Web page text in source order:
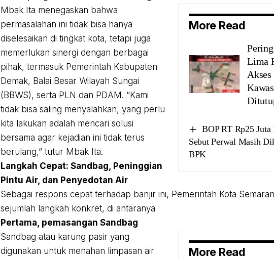
More Read
Lima
BOP RT Rp25
Sebut Perwal Masih
BPK
Mbak Ita menegaskan bahwa
permasalahan ini tidak bisa hanya
diselesaikan di tingkat kota, tetapi juga
memerlukan sinergi dengan berbagai
pihak, termasuk Pemerintah Kabupaten
Demak, Balai Besar Wilayah Sungai
(BBWS), serta PLN dan PDAM. “Kami
tidak bisa saling menyalahkan, yang perlu
kita lakukan adalah mencari solusi
bersama agar kejadian ini tidak terus
berulang,” tutur Mbak Ita.
Langkah Cepat: Sandbag, Peninggian
Pintu Air, dan Penyedotan Air
Sebagai respons cepat terhadap banjir ini, Pemerintah Kota
sejumlah langkah konkret, di antaranya
Pertama, pemasangan Sandbag
More Read
Sandbag atau karung pasir yang
digunakan untuk menahan limpasan air